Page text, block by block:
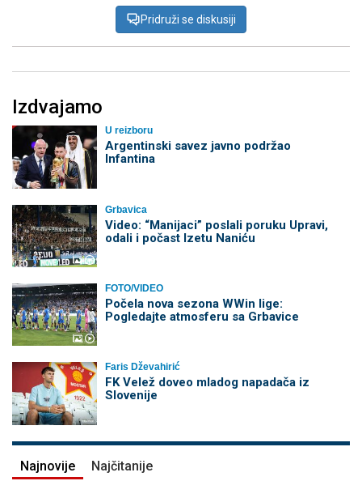
Pridruži se diskusiji
Izdvajamo
U reizboru
Argentinski savez javno podržao
Infantina
Grbavica
Video: “Manijaci” poslali poruku Upravi,
odali i počast Izetu Naniću
FOTO/VIDEO
Počela nova sezona WWin lige:
Pogledajte atmosferu sa Grbavice
Faris Dževahirić
FK Velež doveo mladog napadača iz
Slovenije
Najnovije Najčitanije